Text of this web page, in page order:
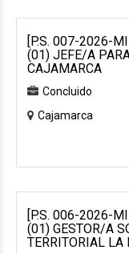
[P.S. 007-2026-
(01) JEFE/A
CAJAMARCA
Concluido
Cajamarca
[P.S. 006-2026-
(01) GESTOR/A
TERRITORIAL LA